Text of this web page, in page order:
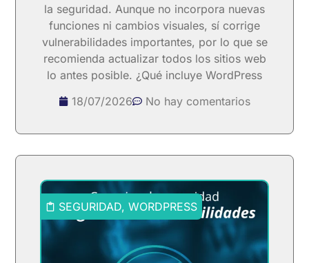
la seguridad. Aunque no incorpora nuevas
funciones ni cambios visuales, sí corrige
vulnerabilidades importantes, por lo que se
recomienda actualizar todos los sitios web
lo antes posible. ¿Qué incluye WordPress
18/07/2026
No hay comentarios
SEGURIDAD,WORDPRESS